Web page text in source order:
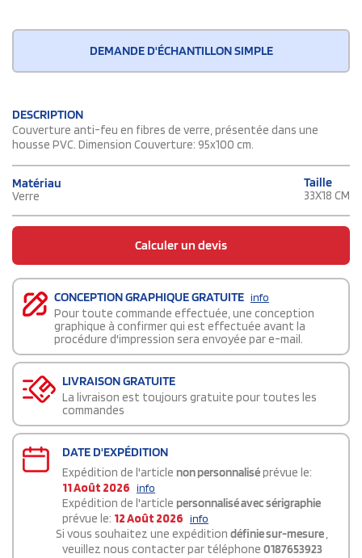
DEMANDE D'ÉCHANTILLON SIMPLE
DESCRIPTION
Couverture anti-feu en fibres de verre, présentée dans une
housse PVC. Dimension Couverture: 95x100 cm.
Matériau
Verre
Taille
33X18 CM
Calculer un devis
CONCEPTION GRAPHIQUE GRATUITE info
Pour toute commande effectuée, une conception
graphique à confirmer qui est effectuée avant la
procédure d'impression sera envoyée par e-mail.
LIVRAISON GRATUITE
La livraison est toujours gratuite pour toutes les
commandes
DATE D'EXPÉDITION
Expédition de l'article non personnaliséprévue le:
11 Août 2026 info
Expédition de l'article personnalisé avec sérigraphie
prévue le: 12 Août 2026 info
Si vous souhaitez une expédition définie sur-mesure,
veuillez nous contacter par téléphone 0187653923